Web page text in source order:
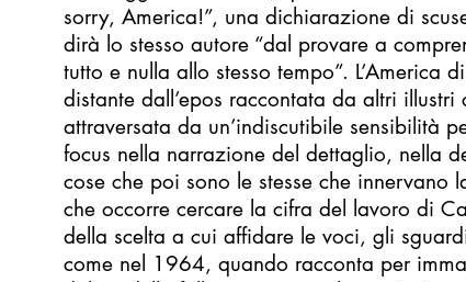
sorry, America!”, una dichiarazione di
dirà lo stesso autore “dal provare a
tutto e nulla allo stesso tempo”. L’America
distante dall’epos raccontata da altri
attraversata da un’indiscutibile sensibilità
focus nella narrazione del dettaglio, nella
cose che poi sono le stesse che innervano
che occorre cercare la cifra del lavoro di
della scelta a cui affidare le voci, gli
come nel 1964, quando racconta per